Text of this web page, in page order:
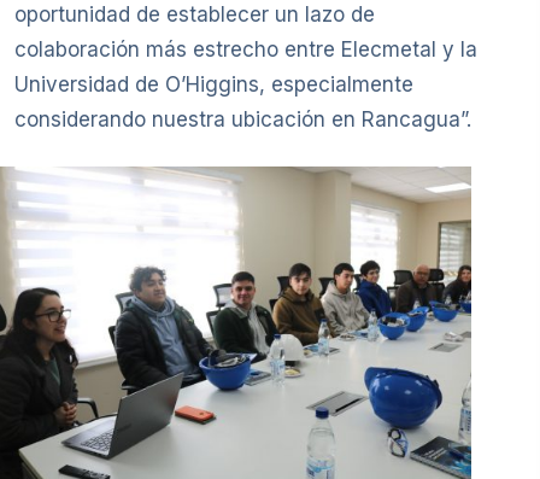
oportunidad de establecer un lazo de
colaboración más estrecho entre Elecmetal y la
Universidad de O’Higgins, especialmente
considerando nuestra ubicación en Rancagua”.